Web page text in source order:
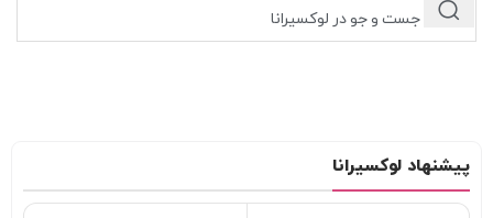
پیشنهاد لوکسیرانا